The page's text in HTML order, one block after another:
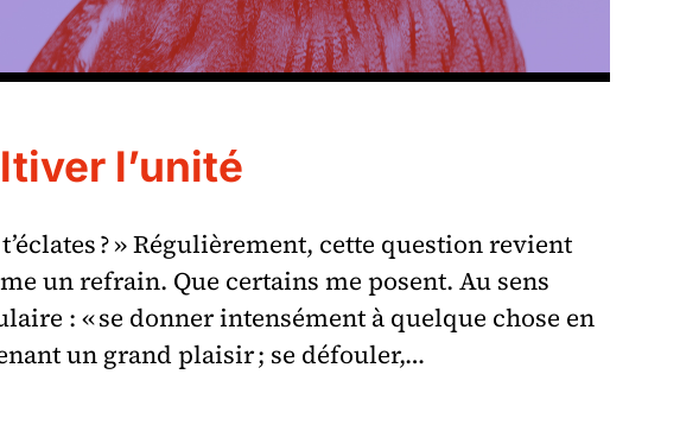
l’unité
? » Régulièrement, cette question revient
un refrain. Que certains me posent. Au sens
: « se donner intensément à quelque chose en
un grand plaisir ; se défouler,…